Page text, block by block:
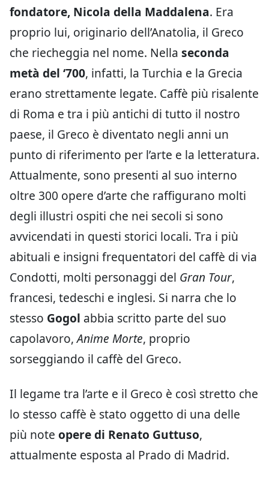
fondatore, Nicola della Maddalena. Era
proprio lui, originario dell’Anatolia, il Greco
che riecheggia nel nome. Nella seconda
metà del ‘700, infatti, la Turchia e la Grecia
erano strettamente legate. Caffè più risalente
di Roma e tra i più antichi di tutto il nostro
paese, il Greco è diventato negli anni un
punto di riferimento per l’arte e la letteratura.
Attualmente, sono presenti al suo interno
oltre 300 opere d’arte che raffigurano molti
degli illustri ospiti che nei secoli si sono
avvicendati in questi storici locali. Tra i più
abituali e insigni frequentatori del caffè di via
Condotti, molti personaggi del Gran Tour,
francesi, tedeschi e inglesi. Si narra che lo
stesso Gogol abbia scritto parte del suo
capolavoro,Anime Morte, proprio
sorseggiando il caffè del Greco.
Il legame tra l’arte e il Greco è così stretto che
lo stesso caffè è stato oggetto di una delle
più note opere di Renato Guttuso,
attualmente esposta al Prado di Madrid.